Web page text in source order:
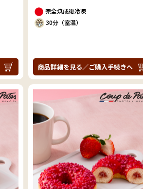
完全焼成後冷凍
30分（室温）
商品詳細を見る／ご購入手続きへ